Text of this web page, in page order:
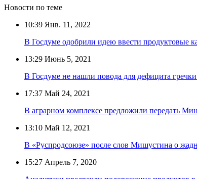
Новости по теме
10:39 Янв. 11, 2022
В Госдуме одобрили идею ввести продуктовые
13:29 Июнь 5, 2021
В Госдуме не нашли повода для дефицита гречки
17:37 Май 24, 2021
В аграрном комплексе предложили передать
13:10 Май 12, 2021
В «Руспродсоюзе» после слов Мишустина о
15:27 Апрель 7, 2020